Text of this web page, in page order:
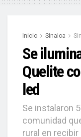
Inicio Sinaloa
Se
Quelite
led
Se instalaron
comunidad
rural en